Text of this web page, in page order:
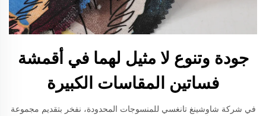
جودة وتنوع لا مثيل لهما في أقمشة
فساتين المقاسات الكبيرة
في شركة شاوشينغ تانغسي للمنسوجات المحدودة، نفخر بتقديم مجموعة